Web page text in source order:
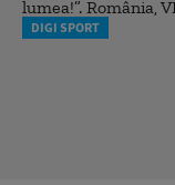
DIGI SPORT